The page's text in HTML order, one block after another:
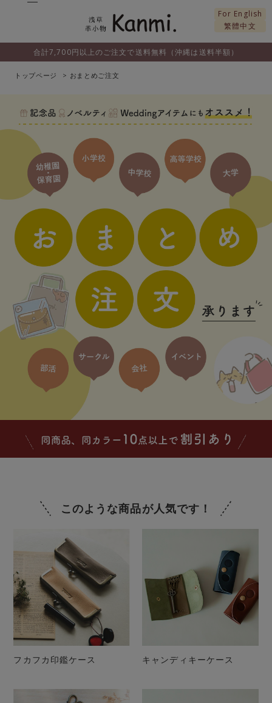
For English
繁體中文
合計7,700円以上のご注文で送料無料（沖縄は送料半額）
トップページ おまとめご注文
このような商品が人気です！
フカフカ印鑑ケース キャンディキーケース